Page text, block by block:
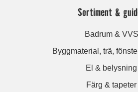
Sortiment &
Badrum & VVS
Byggmaterial, trä,
El & belysning
Färg & tapeter